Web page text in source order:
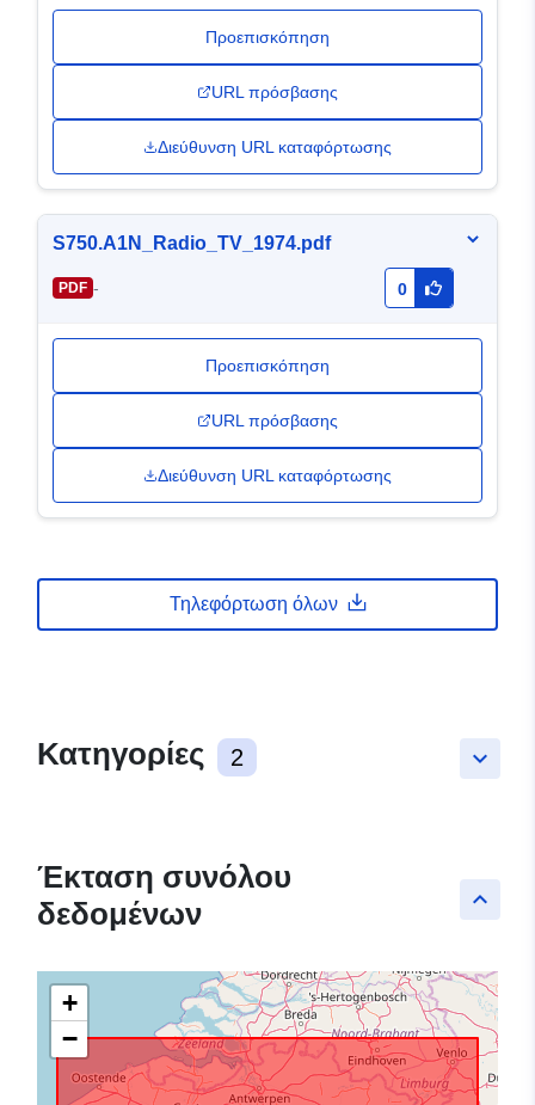
Προεπισκόπηση
URL πρόσβασης
Διεύθυνση URL καταφόρτωσης
S750.A1N_Radio_TV_1974.pdf
PDF - 0
Προεπισκόπηση
URL πρόσβασης
Διεύθυνση URL καταφόρτωσης
Τηλεφόρτωση όλων
keyboard_arrow_down
Κατηγορίες 2
keyboard_arrow_up
Έκταση συνόλου
δεδομένων
+
−